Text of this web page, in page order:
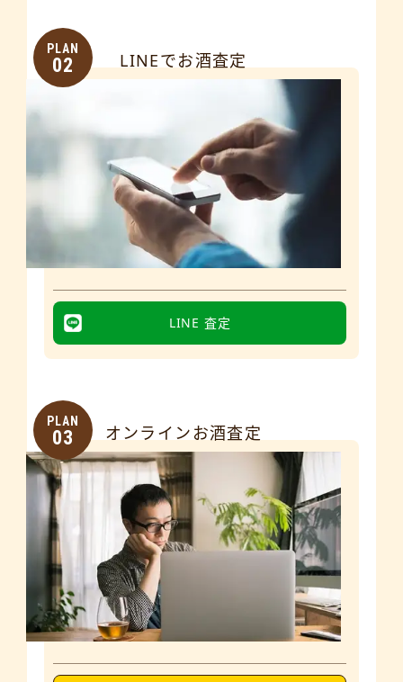
PLAN
02 LINEでお酒査定
LINE 査定
PLAN
03 オンラインお酒査定